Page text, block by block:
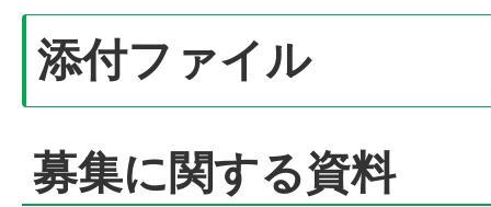
添付ファイル
募集に関する資料